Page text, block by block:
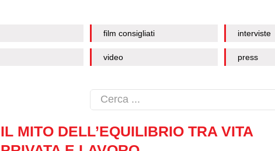
film consigliati interviste
video press
IL MITO DELL’EQUILIBRIO TRA VITA